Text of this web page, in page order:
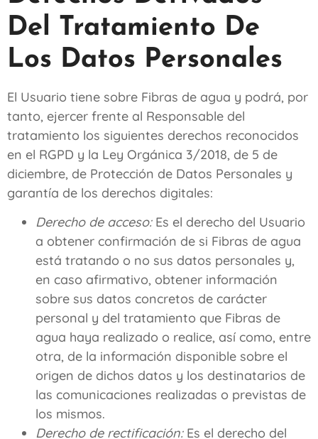
Del Tratamiento De
Los Datos Personales
El Usuario tiene sobre Fibras de agua y podrá, por
tanto, ejercer frente al Responsable del
tratamiento los siguientes derechos reconocidos
en el RGPD y la Ley Orgánica 3/2018, de 5 de
diciembre, de Protección de Datos Personales y
garantía de los derechos digitales:
Derecho de acceso:Es el derecho del Usuario
a obtener confirmación de si Fibras de agua
está tratando o no sus datos personales y,
en caso afirmativo, obtener información
sobre sus datos concretos de carácter
personal y del tratamiento que Fibras de
agua haya realizado o realice, así como, entre
otra, de la información disponible sobre el
origen de dichos datos y los destinatarios de
las comunicaciones realizadas o previstas de
los mismos.
Derecho de rectificación:Es el derecho del